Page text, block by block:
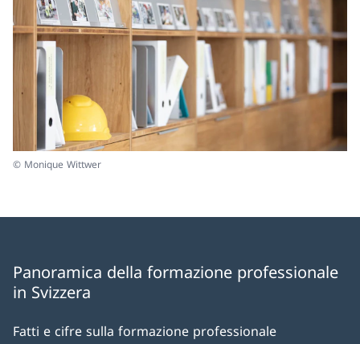
© Monique Wittwer
Panoramica della formazione professionale
in Svizzera
Fatti e cifre sulla formazione professionale